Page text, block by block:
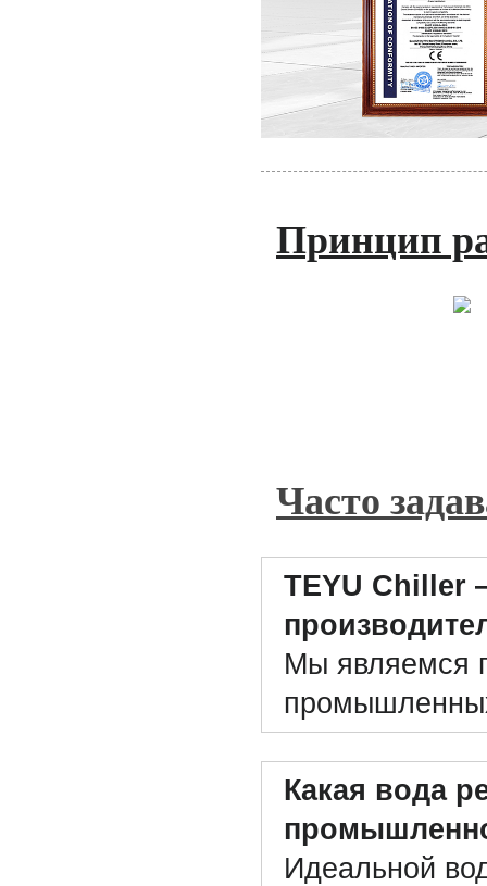
Принцип
Часто
TEYU Chiller
Мы являемся
Какая вода
Идеальной